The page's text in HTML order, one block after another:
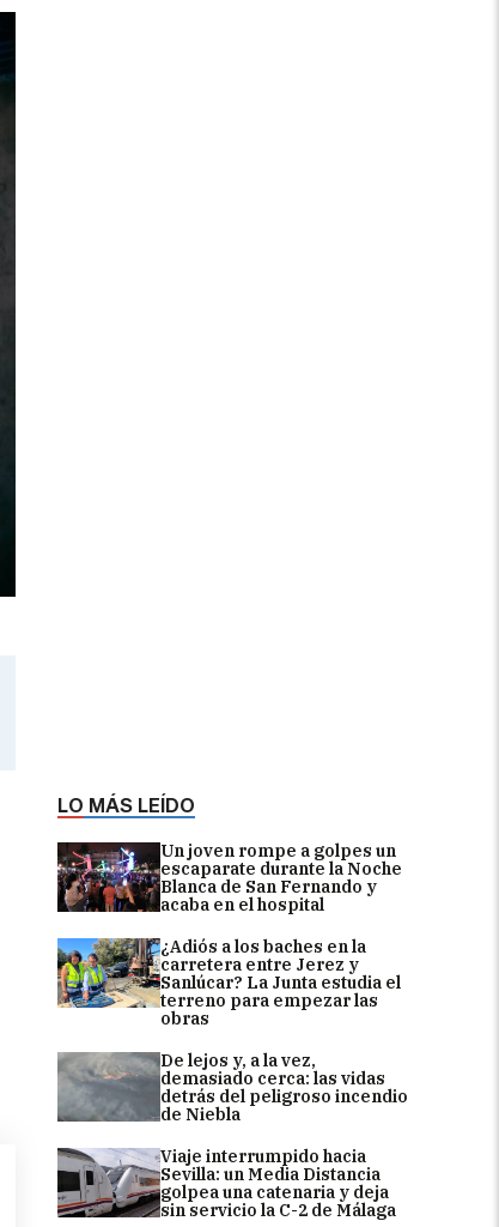
LO MÁS LEÍDO
Un joven rompe a golpes un
escaparate durante la Noche
Blanca de San Fernando y
acaba en el hospital
¿Adiós a los baches en la
carretera entre Jerez y
Sanlúcar? La Junta estudia el
terreno para empezar las
obras
De lejos y, a la vez,
demasiado cerca: las vidas
detrás del peligroso incendio
de Niebla
Viaje interrumpido hacia
Sevilla: un Media Distancia
golpea una catenaria y deja
sin servicio la C-2 de Málaga